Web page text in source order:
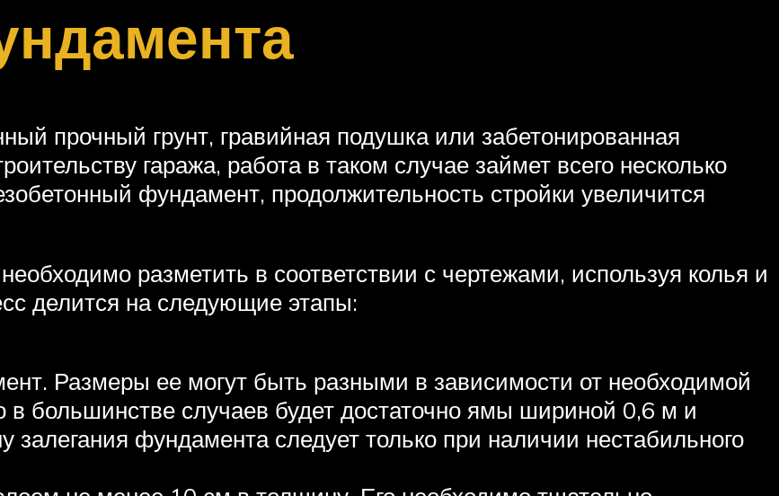
прочный грунт, гравийная подушка или забетонированная
гаража, работа в таком случае займет всего несколько
фундамент, продолжительность стройки увеличится
разметить в соответствии с чертежами, используя колья и
делится на следующие этапы:
Размеры ее могут быть разными в зависимости от необходимой
в большинстве случаев будет достаточно ямы шириной 0,6 м и
залегания фундамента следует только при наличии нестабильного